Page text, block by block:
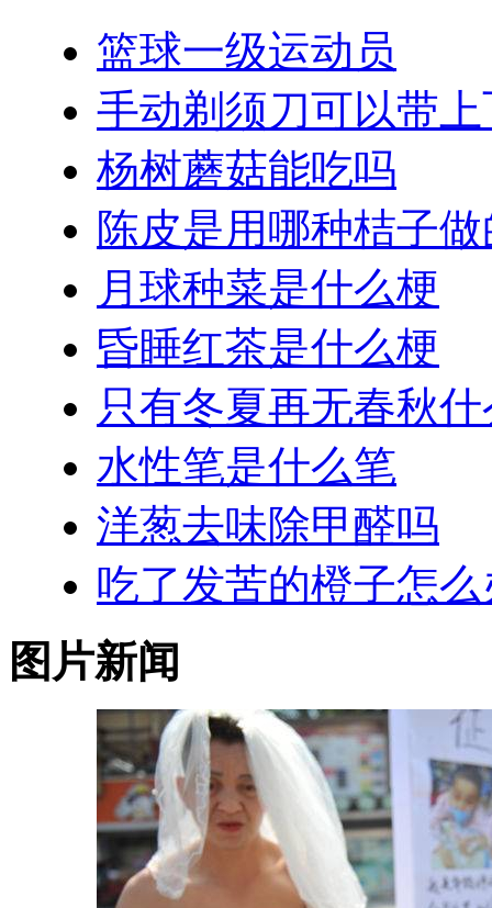
篮球一级运动员
手动剃须刀可以带
杨树蘑菇能吃吗
陈皮是用哪种桔子做
月球种菜是什么梗
昏睡红茶是什么梗
只有冬夏再无春秋
水性笔是什么笔
洋葱去味除甲醛吗
吃了发苦的橙子怎么
图片新闻